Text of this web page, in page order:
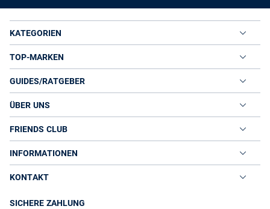
KATEGORIEN
TOP-MARKEN
GUIDES/RATGEBER
ÜBER UNS
FRIENDS CLUB
INFORMATIONEN
KONTAKT
SICHERE ZAHLUNG